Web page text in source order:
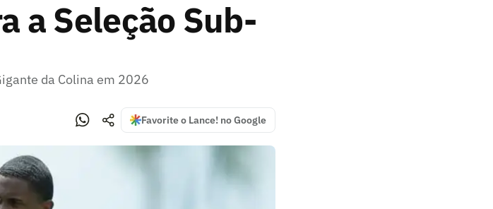
a Seleção Sub-
da Colina em 2026
Favorite o Lance! no Google